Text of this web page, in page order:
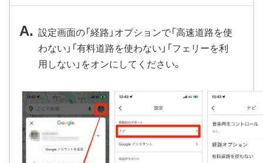
設定画面の「経路」オプションで「高速道路を使
わない」「有料道路を使わない」「フェリーを利
用しない」をオンにしてください。